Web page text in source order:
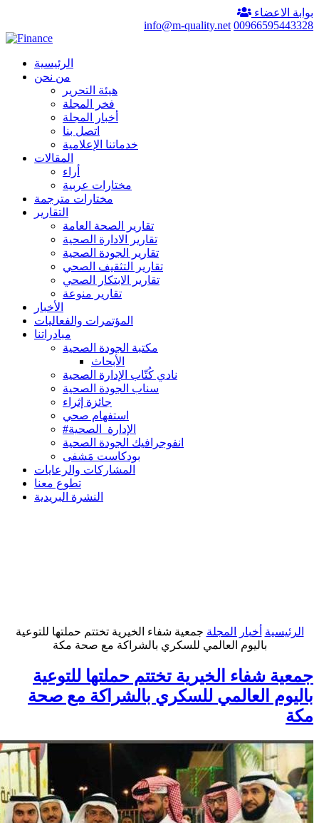
بوابة الاعضاء
00966595443328
info@m-quality.net
الرئيسية
من نحن
هيئة التحرير
فخر المجلة
أخبار المجلة
اتصل بنا
خدماتنا الإعلامية
المقالات
أراء
مختارات عربية
مختارات مترجمة
التقارير
تقارير الصحة العامة
تقارير الادارة الصحية
تقارير الجودة الصحية
تقارير التثقيف الصحي
تقارير الابتكار الصحي
تقارير منوعة
الأخبار
المؤتمرات والفعاليات
مبادراتنا
مكتبة الجودة الصحية
الأبحاث
نادي كُتّاب الإدارة الصحية
سناب الجودة الصحية
جائزة إثراء
استفهام صحي
#الإدارة_الصحية
انفوجرافيك الجودة الصحية
بودكاست مَشفى
المشاركات والرعايات
تطوع معنا
النشرة البريدية
الرئيسية أخبار المجلة جمعية شفاء الخيرية تختتم حملتها للتوعية
باليوم العالمي للسكري بالشراكة مع صحة مكة
جمعية شفاء الخيرية تختتم حملتها للتوعية
باليوم العالمي للسكري بالشراكة مع صحة
مكة